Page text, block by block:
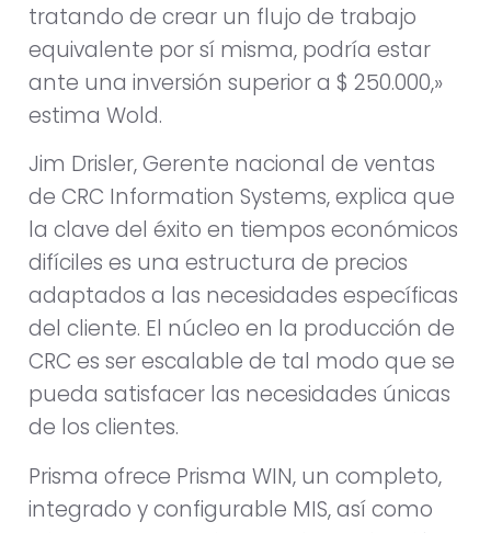
tratando de crear un flujo de trabajo
equivalente por sí misma, podría estar
ante una inversión superior a $ 250.000,»
estima Wold.
Jim Drisler, Gerente nacional de ventas
de CRC Information Systems, explica que
la clave del éxito en tiempos económicos
difíciles es una estructura de precios
adaptados a las necesidades específicas
del cliente. El núcleo en la producción de
CRC es ser escalable de tal modo que se
pueda satisfacer las necesidades únicas
de los clientes.
Prisma ofrece Prisma WIN, un completo,
integrado y configurable MIS, así como